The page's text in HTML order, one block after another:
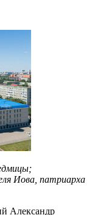
Иова, патриарха
Александр